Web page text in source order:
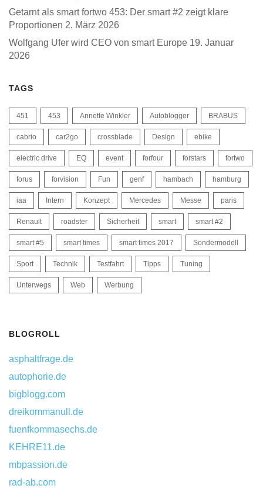
Getarnt als smart fortwo 453: Der smart #2 zeigt klare
Proportionen 2. März 2026
Wolfgang Ufer wird CEO von smart Europe 19. Januar
2026
TAGS
451 453 Annette Winkler Autoblogger BRABUS
cabrio car2go crossblade Design ebike
electric drive EQ event forfour forstars fortwo
forus forvision Fun genf hambach hamburg
iaa Intern Konzept Mercedes Messe paris
Renault roadster Sicherheit smart smart #2
smart #5 smart times smart times 2017 Sondermodell
Sport Technik Testfahrt Tipps Tuning
Unterwegs Web Werbung
BLOGROLL
asphaltfrage.de
autophorie.de
bigblogg.com
dreikommanull.de
fuenfkommasechs.de
KEHRE11.de
mbpassion.de
rad-ab.com